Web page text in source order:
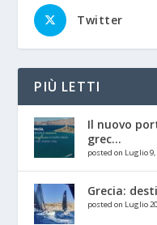
Twitter
PIÙ LETTI
Il nuovo
grec...
posted on Luglio 9,
Grecia:
posted on Luglio